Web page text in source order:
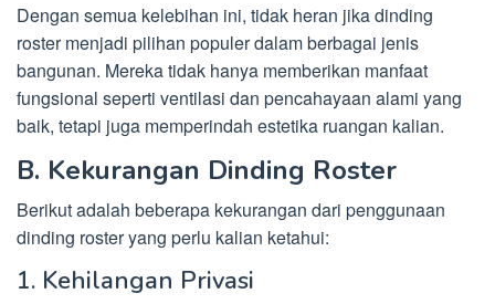
Dengan semua kelebihan ini, tidak heran jika dinding
roster menjadi pilihan populer dalam berbagai jenis
bangunan. Mereka tidak hanya memberikan manfaat
fungsional seperti ventilasi dan pencahayaan alami yang
baik, tetapi juga memperindah estetika ruangan kalian.
B. Kekurangan Dinding Roster
Berikut adalah beberapa kekurangan dari penggunaan
dinding roster yang perlu kalian ketahui:
1. Kehilangan Privasi